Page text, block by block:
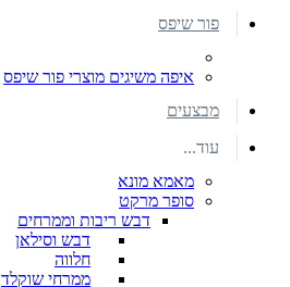
פור שיפס
איפה משיגים מוצרי פור שיפס
מבצעים
עוד...
מאמא מונא
סופר מרקט
דבש ריבות וממרחים
דבש וסילאן
חלווה
ממרחי שוקלד